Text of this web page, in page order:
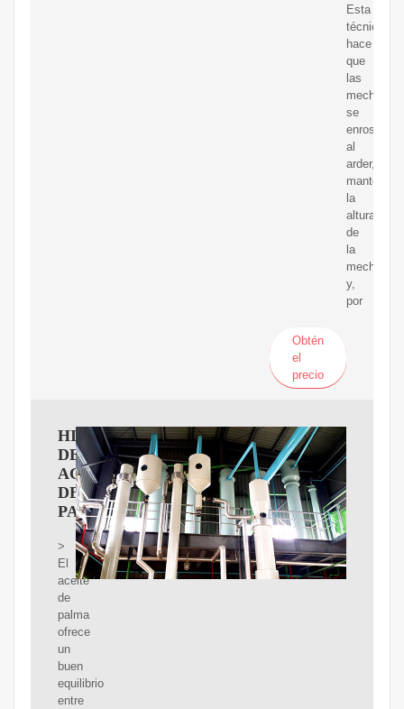
Esta
técnica
hace
que
las
mechas
se
enrosquen
al
arder,
la
altura
de
la
mecha
y,
por
Obtén
el
precio
HISTORIA
DEL
ACEITE
DE
PALMA
>
El
aceite
de
palma
ofrece
un
buen
equilibrio
entre